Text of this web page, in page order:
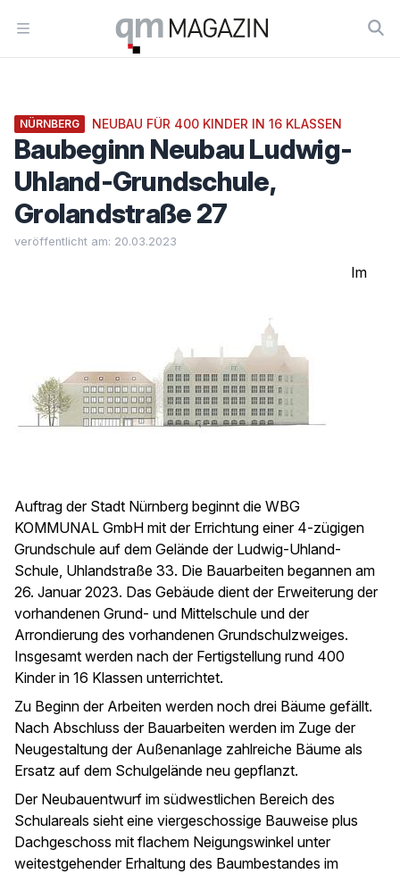
Open menu
Workflow
NÜRNBERG NEUBAU FÜR 400 KINDER IN 16 KLASSEN
Baubeginn Neubau Ludwig-
Uhland-Grundschule,
Grolandstraße 27
veröffentlicht am: 20.03.2023
Im
Auftrag der Stadt Nürnberg beginnt die WBG
KOMMUNAL GmbH mit der Errichtung einer 4-zügigen
Grundschule auf dem Gelände der Ludwig-Uhland-
Schule, Uhlandstraße 33. Die Bauarbeiten begannen am
26. Januar 2023. Das Gebäude dient der Erweiterung der
vorhandenen Grund- und Mittelschule und der
Arrondierung des vorhandenen Grundschulzweiges.
Insgesamt werden nach der Fertigstellung rund 400
Kinder in 16 Klassen unterrichtet.
Zu Beginn der Arbeiten werden noch drei Bäume gefällt.
Nach Abschluss der Bauarbeiten werden im Zuge der
Neugestaltung der Außenanlage zahlreiche Bäume als
Ersatz auf dem Schulgelände neu gepflanzt.
Der Neubauentwurf im südwestlichen Bereich des
Schulareals sieht eine viergeschossige Bauweise plus
Dachgeschoss mit flachem Neigungswinkel unter
weitestgehender Erhaltung des Baumbestandes im